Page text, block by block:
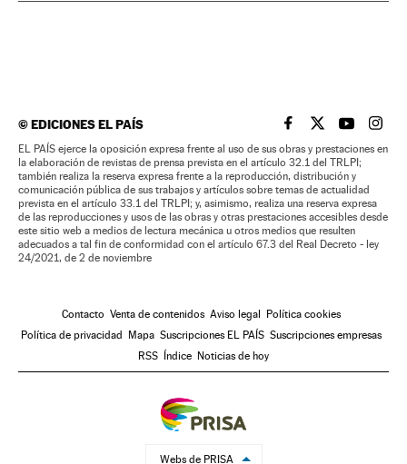
©EDICIONES EL PAÍS EL PAÍS BRASIL EN
EL PAÍSEL PAÍS
EL
EL PAÍS ejerce la oposición expresa frente al uso de sus obras y prestaciones en
la elaboración de revistas de prensa prevista en el artículo 32.1 del TRLPI;
también realiza la reserva expresa frente a la reproducción, distribución y
comunicación pública de sus trabajos y artículos sobre temas de actualidad
prevista en el artículo 33.1 del TRLPI; y, asimismo, realiza una reserva expresa
de las reproducciones y usos de las obras y otras prestaciones accesibles desde
este sitio web a medios de lectura mecánica u otros medios que resulten
adecuados a tal fin de conformidad con el artículo 67.3 del Real Decreto - ley
24/2021, de 2 de noviembre
Contacto Venta de contenidos Aviso legal
Política cookies
Política de privacidad
Mapa Suscripciones EL PAÍS Suscripciones empresas
RSS
Índice Noticias de hoy
Webs de PRISA